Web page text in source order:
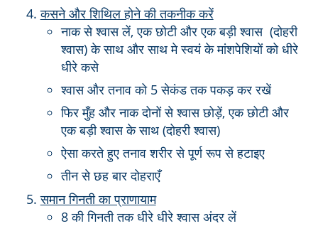
कसने और शिथिल होने की तकनीक करें
नाक से श्वास लें, एक छोटी और एक बड़ी श्वास (दोहरी
श्वास)के साथ और साथ मे स्वयं के मांशपेशियों को धीरे
धीरे कसे
श्वास और तनाव को 5 सेकंड तक पकड़ कर रखें
फिर मुँह और नाक दोनों से श्वास छोड़ें, एक छोटी और
एक बड़ी श्वास के साथ (दोहरी श्वास)
ऐसा करते हुए तनाव शरीर से पूर्ण रूप से हटाइए
तीन से छह बार दोहराएँ
समान गिनती का प्राणायाम
8 की गिनती तक धीरे धीरे श्वास अंदर लें